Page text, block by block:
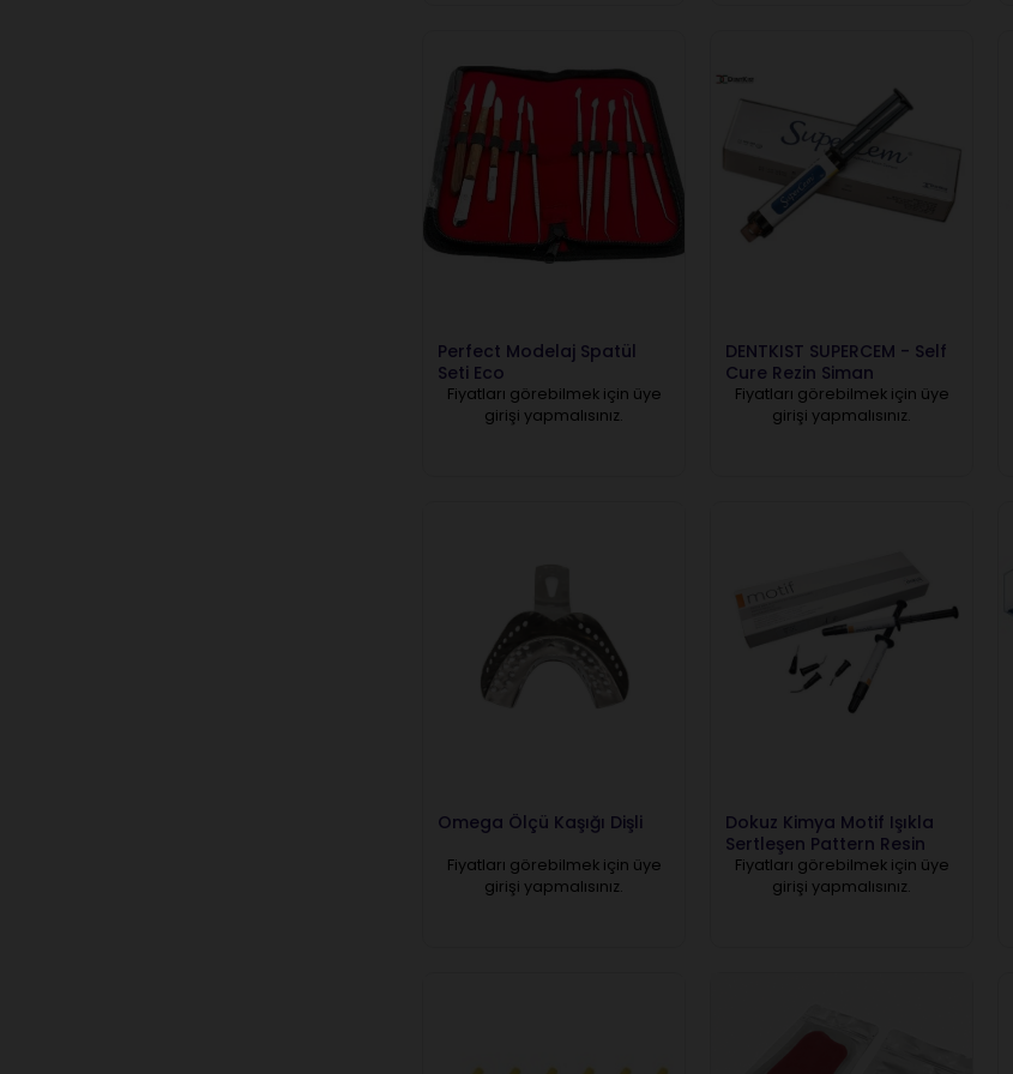
Perfect Modelaj Spatül
Seti Eco
Fiyatları görebilmek için üye
girişi yapmalısınız.
DENTKIST SUPERCEM - Self
Cure Rezin Siman
Fiyatları görebilmek için üye
girişi yapmalısınız.
Omega Ölçü Kaşığı Dişli
Fiyatları görebilmek için üye
girişi yapmalısınız.
Dokuz Kimya Motif Işıkla
Sertleşen Pattern Resin
Fiyatları görebilmek için üye
girişi yapmalısınız.